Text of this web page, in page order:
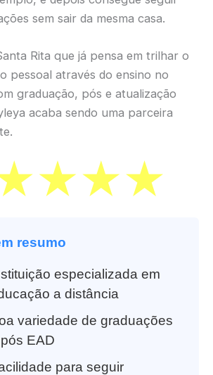
sem sair da mesma casa.
Rita que já pensa em trilhar o
pessoal através do ensino no
graduação, pós e atualização
acaba sendo uma parceira
resumo
especializada em
a distância
variedade de graduações
EAD
para seguir